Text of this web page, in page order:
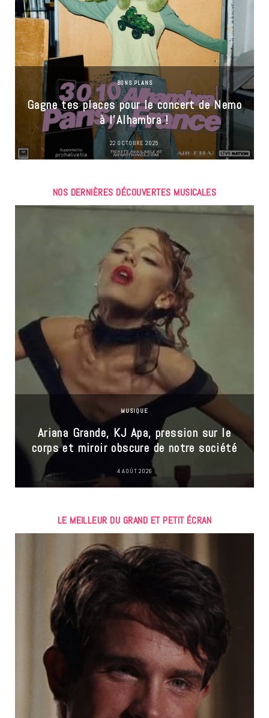
BONS PLANS
Gagne tes places pour le concert de Nemo
à l’Alhambra !
22 OCTOBRE 2025
NOS DERNIÈRES DÉCOUVERTES MUSICALES
MUSIQUE
Ariana Grande, KJ Apa, pression sur le
corps et miroir obscure de notre société
4 AOÛT 2026
LE MEILLEUR DU GRAND ET PETIT ÉCRAN